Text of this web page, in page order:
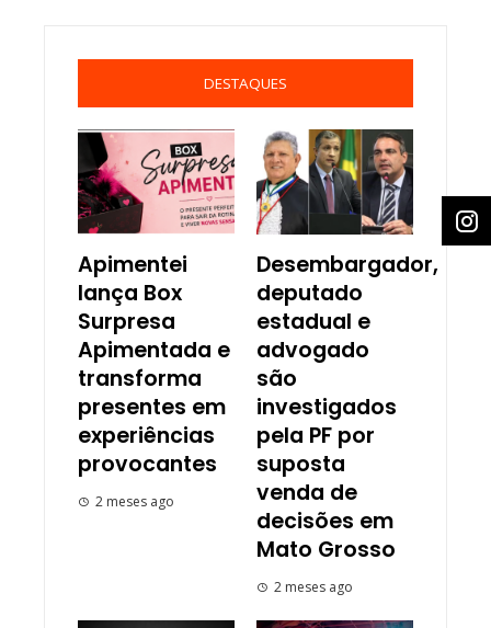
DESTAQUES
Apimentei
lança Box
Surpresa
Apimentada e
transforma
presentes em
experiências
provocantes
2 meses ago
Desembargador,
deputado
estadual e
advogado
são
investigados
pela PF por
suposta
venda de
decisões em
Mato Grosso
2 meses ago